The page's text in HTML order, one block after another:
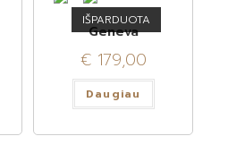
IŠPARDUOTA
Geneva
€179,00
Daugiau